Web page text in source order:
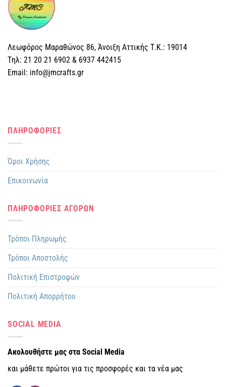
Λεωφόρος Μαραθώνος 86, Άνοιξη Αττικής Τ.Κ.: 19014
Tηλ: 21 20 21 6902 & 6937 442415
Email: info@jmcrafts.gr
ΠΛΗΡΟΦΟΡΙΕΣ
Όροι Χρήσης
Επικοινωνία
ΠΛΗΡΟΦΟΡΙΕΣ ΑΓΟΡΩΝ
Τρόποι Πληρωμής
Τρόποι Αποστολής
Πολιτική Επιστροφών
Πολιτική Απορρήτου
SOCIAL MEDIA
Ακολουθήστε μας στα Social Media
και μάθετε πρώτοι για τις προσφορές και τα νέα μας